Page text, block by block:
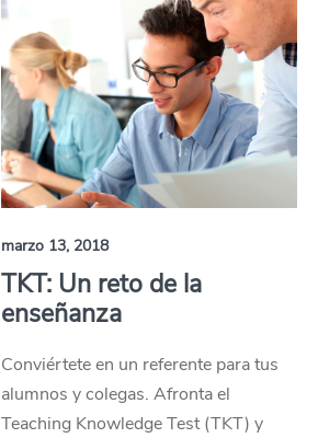
marzo 13, 2018
TKT: Un reto de la
enseñanza
Conviértete en un referente para tus
alumnos y colegas. Afronta el
Teaching Knowledge Test (TKT) y